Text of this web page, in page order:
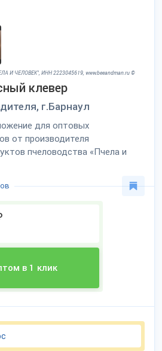
И ЧЕЛОВЕК", ИНН 2223045619, www.beeandman.ru ©
клевер
г.Барнаул
для оптовых
от производителя
пчеловодства «Пчела и
в 1 клик